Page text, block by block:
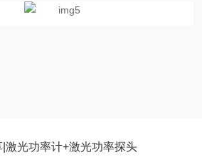
激光功率计+激光功率探头